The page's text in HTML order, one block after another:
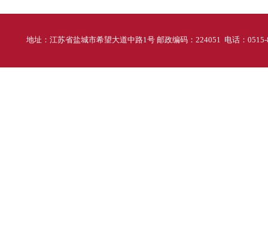
地址：江苏省盐城市希望大道中路1号 邮政编码：224051 电话：